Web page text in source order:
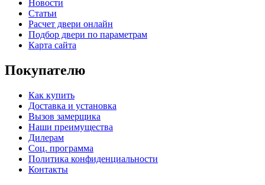
Новости
Статьи
Расчет двери онлайн
Подбор двери по параметрам
Карта сайта
Покупателю
Как купить
Доставка и установка
Вызов замерщика
Наши преимущества
Дилерам
Соц. программа
Политика конфиденциальности
Контакты